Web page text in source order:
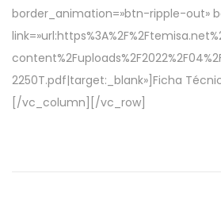
border_animation=»btn-ripple-out»
2250T.pdf|target:_blank»]Ficha
[/vc_column][/vc_row]